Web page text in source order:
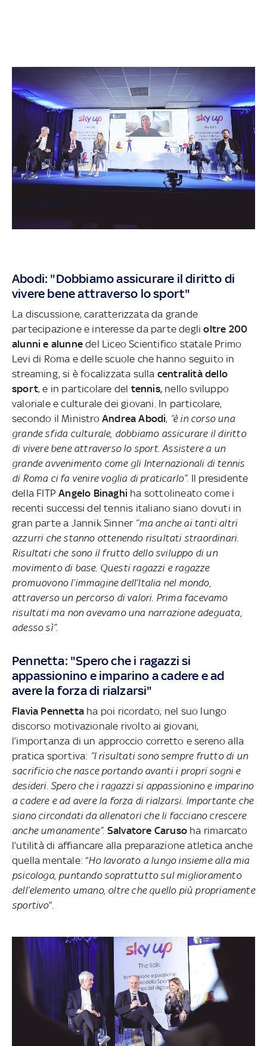
Abodi: "Dobbiamo assicurare il diritto di
vivere bene attraverso lo sport"
La discussione, caratterizzata da grande
partecipazione e interesse da parte deglioltre 200
alunni e alunne del Liceo Scientifico statale Primo
Levi di Roma e delle scuole che hanno seguito in
streaming, si è focalizzata sulla centralità dello
sport, e in particolare del tennis, nello sviluppo
valoriale e culturale dei giovani. In particolare,
secondo il Ministro Andrea Abodi, “è in corso una
grande sfida culturale, dobbiamo assicurare il diritto
di vivere bene attraverso lo sport. Assistere a un
grande avvenimento come gli Internazionali di tennis
di Roma ci fa venire voglia di praticarlo”. Il presidente
della FITPAngelo Binaghi ha sottolineato come i
recenti successi del tennis italiano siano dovuti in
gran parte a Jannik Sinner “ma anche ai tanti altri
azzurri che stanno ottenendo risultati straordinari.
Risultati che sono il frutto dello sviluppo di un
movimento di base. Questi ragazzi e ragazze
promuovono l’immagine dell’Italia nel mondo,
attraverso un percorso di valori. Prima facevamo
risultati ma non avevamo una narrazione adeguata,
adesso sì”.
Pennetta: "Spero che i ragazzi si
appassionino e imparino a cadere e ad
avere la forza di rialzarsi"
Flavia Pennetta ha poi ricordato, nel suo lungo
discorso motivazionale rivolto ai giovani,
l’importanza di un approccio corretto e sereno alla
pratica sportiva: “I risultati sono sempre frutto di un
sacrificio che nasce portando avanti i propri sogni e
desideri. Spero che i ragazzi si appassionino e imparino
a cadere e ad avere la forza di rialzarsi. Importante che
siano circondati da allenatori che li facciano crescere
anche umanamente”. Salvatore Caruso ha rimarcato
l’utilità di affiancare alla preparazione atletica anche
quella mentale: “Ho lavorato a lungo insieme alla mia
psicologa, puntando soprattutto sul miglioramento
dell’elemento umano, oltre che quello più propriamente
sportivo”.